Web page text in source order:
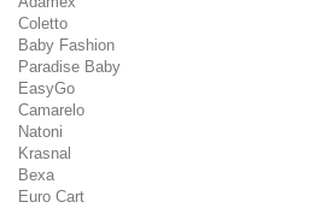
Coletto
Baby Fashion
Paradise Baby
EasyGo
Camarelo
Natoni
Krasnal
Bexa
Euro Cart